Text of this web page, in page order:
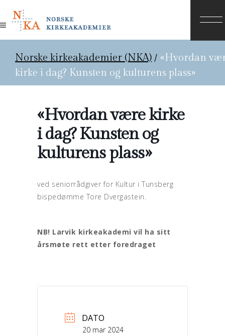
Norske kirkeakademier (NKA) / «Hvordan
kirke i dag? Kunsten og kulturens plass»
«Hvordan være kirke
i dag? Kunsten og
kulturens plass»
ved seniorrådgiver for Kultur i Tunsberg
bispedømme Tore Dvergastein.
NB! Larvik kirkeakademi vil ha sitt
årsmøte rett etter foredraget
DATO
20 mar 2024